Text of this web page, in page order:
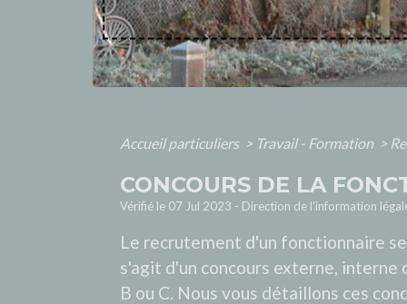
Accueil particuliers > Travail - Formation >
CONCOURS DE LA
Vérifié le 07 Jul 2023 - Direction de l'information
Le recrutement d'un fonctionnaire
s'agit d'un concours externe, interne
B ou C. Nous vous détaillons ces